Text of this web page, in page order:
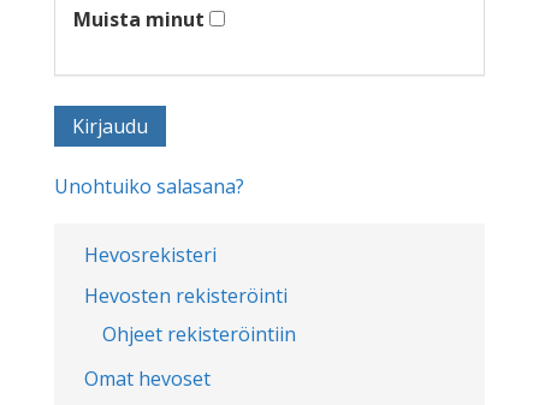
Hevosrekisteri
Hevosten rekisteröinti
Ohjeet rekisteröintiin
Omat hevoset
Muista minut
Unohtuiko salasana?